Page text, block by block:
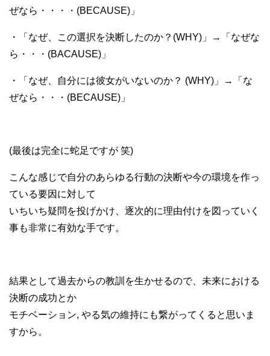
ぜなら・・・・(BECAUSE)」
・「なぜ、この選択を決断したのか？(WHY)」→「なぜな
ら・・・(BACAUSE)」
・「なぜ、自分には彼女がいないのか？ (WHY)」→「な
ぜなら・・・(BECAUSE)」
(最後は完全に蛇足ですが 笑)
こんな感じで自分のあらゆる行動の決断や今の環境を作っ
ている要因に対して
いちいち疑問を投げかけ、逐次的に理由付けを図っていく
事も非常に有効な手です。
結果として過去からの教訓を生かせるので、未来における
決断の成功とか
モチベーション, やる気の維持にも繋がってくると思いま
すから。